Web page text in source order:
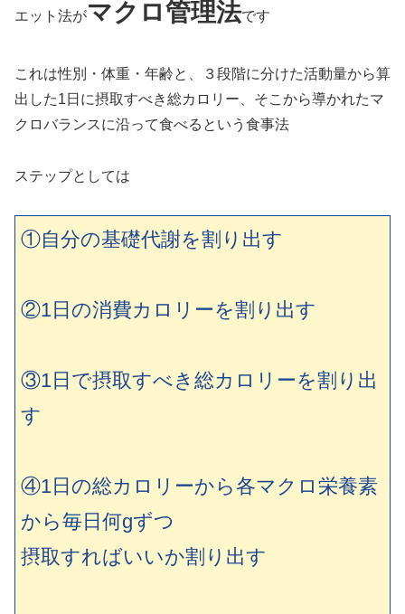
エット法がマクロ管理法です
これは性別・体重・年齢と、３段階に分けた活動量から算
出した1日に摂取すべき総カロリー、そこから導かれたマ
クロバランスに沿って食べるという食事法
ステップとしては
①自分の基礎代謝を割り出す
②1日の消費カロリーを割り出す
③1日で摂取すべき総カロリーを割り出
す
④1日の総カロリーから各マクロ栄養素
から毎日何gずつ
摂取すればいいか割り出す